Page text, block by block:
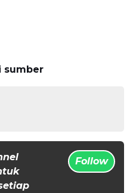
sumber
Follow